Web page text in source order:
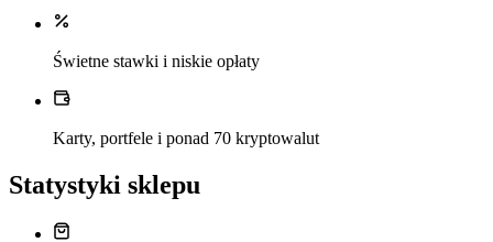
Świetne stawki i niskie opłaty
Karty, portfele i ponad 70 kryptowalut
Statystyki sklepu